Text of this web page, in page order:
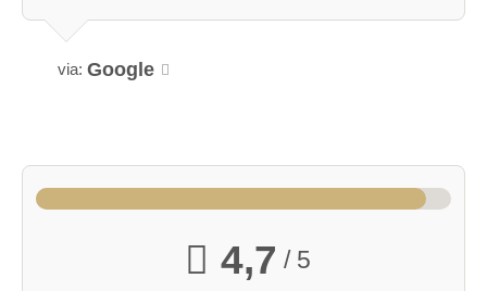
via: Google
4,7 / 5